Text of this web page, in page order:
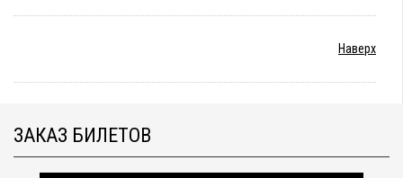
Наверх
ЗАКАЗ БИЛЕТОВ